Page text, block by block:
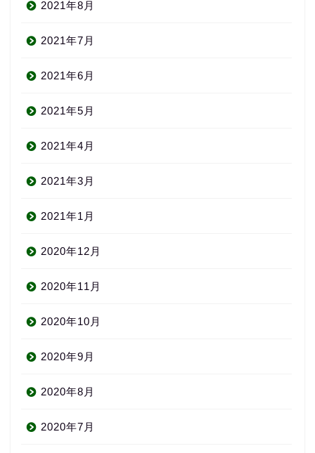
2021年8月
2021年7月
2021年6月
2021年5月
2021年4月
2021年3月
2021年1月
2020年12月
2020年11月
2020年10月
2020年9月
2020年8月
2020年7月